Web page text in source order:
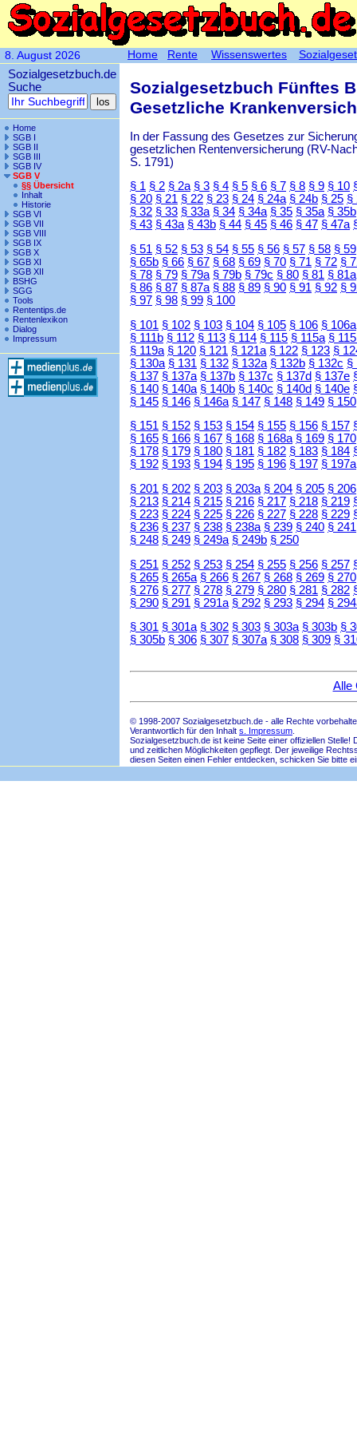
8. August 2026
Sozialgesetzbuch.de
Suche
Home
SGB I
SGB II
SGB III
SGB IV
SGB V
§§ Übersicht
Inhalt
Historie
SGB VI
SGB VII
SGB VIII
SGB IX
SGB X
SGB XI
SGB XII
BSHG
SGG
Tools
Rententips.de
Rentenlexikon
Dialog
Impressum
Sozialgesetzbuch Fünftes
Gesetzliche
In der Fassung des Gesetzes zur
gesetzlichen Rentenversicherung (RV-
S. 1791)
§ 1 § 2 § 2a § 3 § 4 § 5 § 6 § 7 § 8 § 9 § 10
§ 20 § 21 § 22 § 23 § 24 § 24a § 24b § 25 §
§ 32 § 33 § 33a § 34 § 34a § 35 § 35a § 35b
§ 43 § 43a § 43b § 44 § 45 § 46 § 47 § 47a
§ 51 § 52 § 53 § 54 § 55 § 56 § 57 § 58 § 59
§ 65b § 66 § 67 § 68 § 69 § 70 § 71 § 72 §
§ 78 § 79 § 79a § 79b § 79c § 80 § 81 § 81a
§ 86 § 87 § 87a § 88 § 89 § 90 § 91 § 92 §
§ 97 § 98 § 99 § 100
§ 101 § 102 § 103 § 104 § 105 § 106 § 106a
§ 111b § 112 § 113 § 114 § 115 § 115a §
§ 119a § 120 § 121 § 121a § 122 § 123 §
§ 130a § 131 § 132 § 132a § 132b § 132c §
§ 137 § 137a § 137b § 137c § 137d § 137e
§ 140 § 140a § 140b § 140c § 140d § 140e
§ 145 § 146 § 146a § 147 § 148 § 149 § 150
§ 151 § 152 § 153 § 154 § 155 § 156 § 157
§ 165 § 166 § 167 § 168 § 168a § 169 § 170
§ 178 § 179 § 180 § 181 § 182 § 183 § 184
§ 192 § 193 § 194 § 195 § 196 § 197 § 197a
§ 201 § 202 § 203 § 203a § 204 § 205 § 206
§ 213 § 214 § 215 § 216 § 217 § 218 § 219
§ 223 § 224 § 225 § 226 § 227 § 228 § 229
§ 236 § 237 § 238 § 238a § 239 § 240 § 241
§ 248 § 249 § 249a § 249b § 250
§ 251 § 252 § 253 § 254 § 255 § 256 § 257
§ 265 § 265a § 266 § 267 § 268 § 269 § 270
§ 276 § 277 § 278 § 279 § 280 § 281 § 282
§ 290 § 291 § 291a § 292 § 293 § 294 §
§ 301 § 301a § 302 § 303 § 303a § 303b §
§ 305b § 306 § 307 § 307a § 308 § 309 §
Alle
© 1998-2007 Sozialgesetzbuch.de - alle Rechte
Verantwortlich für den Inhalt s. Impressum
Sozialgesetzbuch.de ist keine Seite einer offiziellen
und zeitlichen Möglichkeiten gepflegt. Der jeweilige
diesen Seiten einen Fehler entdecken, schicken Sie bitte
Home Rente Wissenswertes